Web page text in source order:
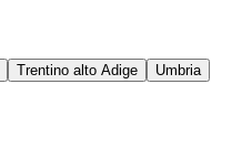
Trentino alto Adige
Umbria